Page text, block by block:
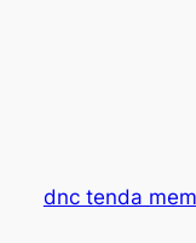
dnc tenda